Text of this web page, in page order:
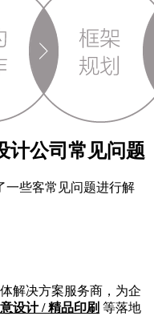
计公司常见问题
一些客常见问题进行解
解决方案服务商，为企
设计 / 精品印刷 等落地